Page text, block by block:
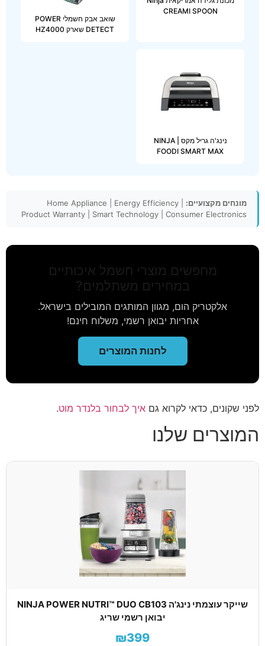
CREAMI SPOON
שואב אבק חשמלי POWER
DETECT שארק HZ4000
נינג'ה גריל מקס | NINJA
FOODI SMART MAX
מונחים מקצועיים:
Home Appliance | Energy Efficiency |
Product Warranty | Smart Technology | Consumer Electronics
מחפשים מוצרי חשמל איכותיים
במחירים משתלמים?
אלקטריק הום, מגוון המותגים המובילים בישראל.
אחריות יבואן רשמי, משלוח חינם!
לחנות המוצרים
לפני שקונים, כדאי לקרוא גם איך לבחור בלנדר מוט.
המוצרים שלנו
שייקר עוצמתי נינג'ה NINJA POWER NUTRI™ DUO CB103
יבואן רשמי שריג
₪399